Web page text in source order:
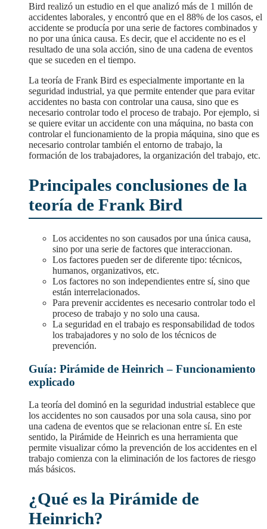
Bird realizó un estudio en el que analizó más de 1 millón de
accidentes laborales, y encontró que en el 88% de los casos, el
accidente se producía por una serie de factores combinados y
no por una única causa. Es decir, que el accidente no es el
resultado de una sola acción, sino de una cadena de eventos
que se suceden en el tiempo.
La teoría de Frank Bird es especialmente importante en la
seguridad industrial, ya que permite entender que para evitar
accidentes no basta con controlar una causa, sino que es
necesario controlar todo el proceso de trabajo. Por ejemplo, si
se quiere evitar un accidente con una máquina, no basta con
controlar el funcionamiento de la propia máquina, sino que es
necesario controlar también el entorno de trabajo, la
formación de los trabajadores, la organización del trabajo, etc.
Principales conclusiones de la
teoría de Frank Bird
Los accidentes no son causados por una única causa,
sino por una serie de factores que interaccionan.
Los factores pueden ser de diferente tipo: técnicos,
humanos, organizativos, etc.
Los factores no son independientes entre sí, sino que
están interrelacionados.
Para prevenir accidentes es necesario controlar todo el
proceso de trabajo y no solo una causa.
La seguridad en el trabajo es responsabilidad de todos
los trabajadores y no solo de los técnicos de
prevención.
Guía: Pirámide de Heinrich – Funcionamiento
explicado
La teoría del dominó en la seguridad industrial establece que
los accidentes no son causados por una sola causa, sino por
una cadena de eventos que se relacionan entre sí. En este
sentido, la Pirámide de Heinrich es una herramienta que
permite visualizar cómo la prevención de los accidentes en el
trabajo comienza con la eliminación de los factores de riesgo
más básicos.
¿Qué es la Pirámide de
Heinrich?